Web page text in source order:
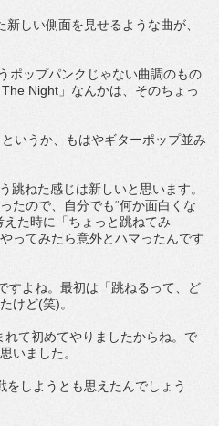
しい側面を見せるような曲が、
ポップパンクじゃない曲調のもの
Night」なんかは、そのちょっ
いうか、もはやギターポップ並み
跳ねた感じは新しいと思います。
たので、自分でも“何か面白くな
た時に「ちょっと跳ねてみ
ってみたら意外とハマったんです
すよね。最初は「跳ねるって、ど
けど(笑)。
て初めてやりましたからね。で
いました。
しようとも思えたんでしょう